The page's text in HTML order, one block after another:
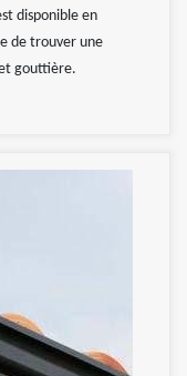
disponible en
de trouver une
gouttière.